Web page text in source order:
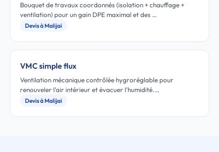
Bouquet de travaux coordonnés (isolation + chauffage +
ventilation) pour un gain DPE maximal et des …
Devis à Malijai
VMC simple flux
Ventilation mécanique contrôlée hygroréglable pour
renouveler l'air intérieur et évacuer l'humidité.…
Devis à Malijai